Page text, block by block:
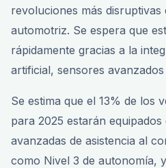
revoluciones más disruptivas
automotriz. Se espera que
rápidamente gracias a la
artificial, sensores
Se estima que el 13% de los
para 2025 estarán
avanzadas de asistencia al
como Nivel 3 de autonomía,